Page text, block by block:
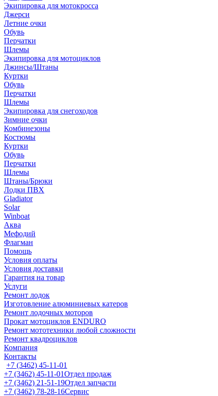
Экипировка для мотокросса
Джерси
Летние очки
Обувь
Перчатки
Шлемы
Экипировка для мотоциклов
Джинсы/Штаны
Куртки
Обувь
Перчатки
Шлемы
Экипировка для снегоходов
Зимние очки
Комбинезоны
Костюмы
Куртки
Обувь
Перчатки
Шлемы
Штаны/Брюки
Лодки ПВХ
Gladiator
Solar
Winboat
Аква
Мефодий
Флагман
Помощь
Условия оплаты
Условия доставки
Гарантия на товар
Услуги
Ремонт лодок
Изготовление алюминиевых катеров
Ремонт лодочных моторов
Прокат мотоциклов ENDURO
Ремонт мототехники любой сложности
Ремонт квадроциклов
Компания
Контакты
+7 (3462) 45-11-01
+7 (3462) 45-11-01Отдел продаж
+7 (3462) 21-51-19Отдел запчасти
+7 (3462) 78-28-16Сервис